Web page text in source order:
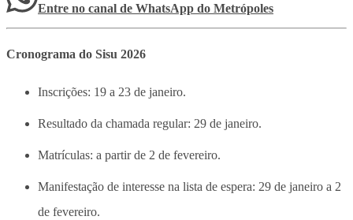
Entre no canal de WhatsApp do Metrópoles
Cronograma do Sisu 2026
Inscrições: 19 a 23 de janeiro.
Resultado da chamada regular: 29 de janeiro.
Matrículas: a partir de 2 de fevereiro.
Manifestação de interesse na lista de espera: 29 de janeiro a 2
de fevereiro.